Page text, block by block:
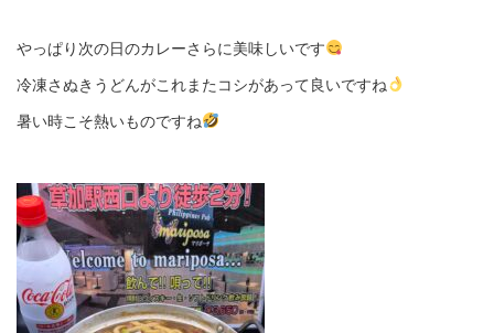
やっぱり次の日のカレーさらに美味しいです
冷凍さぬきうどんがこれまたコシがあって良いですね
暑い時こそ熱いものですね